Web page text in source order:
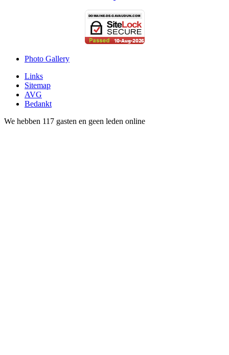
Photo Gallery
Links
Sitemap
AVG
Bedankt
We hebben 117 gasten en geen leden online